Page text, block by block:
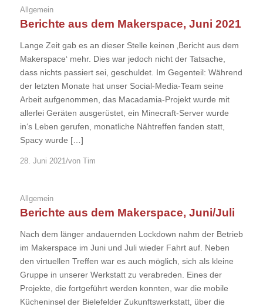
Allgemein
Berichte aus dem Makerspace, Juni 2021
Lange Zeit gab es an dieser Stelle keinen ‚Bericht aus dem
Makerspace‘ mehr. Dies war jedoch nicht der Tatsache,
dass nichts passiert sei, geschuldet. Im Gegenteil: Während
der letzten Monate hat unser Social-Media-Team seine
Arbeit aufgenommen, das Macadamia-Projekt wurde mit
allerlei Geräten ausgerüstet, ein Minecraft-Server wurde
in‘s Leben gerufen, monatliche Nähtreffen fanden statt,
Spacy wurde […]
28. Juni 2021/von Tim
Allgemein
Berichte aus dem Makerspace, Juni/Juli
Nach dem länger andauernden Lockdown nahm der Betrieb
im Makerspace im Juni und Juli wieder Fahrt auf. Neben
den virtuellen Treffen war es auch möglich, sich als kleine
Gruppe in unserer Werkstatt zu verabreden. Eines der
Projekte, die fortgeführt werden konnten, war die mobile
Kücheninsel der Bielefelder Zukunftswerkstatt, über die